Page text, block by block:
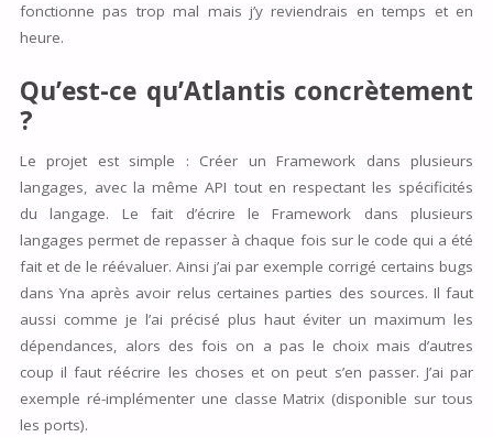
fonctionne pas trop mal mais j’y reviendrais en temps et en
heure.
Qu’est-ce qu’Atlantis concrètement
?
Le projet est simple : Créer un Framework dans plusieurs
langages, avec la même API tout en respectant les spécificités
du langage. Le fait d’écrire le Framework dans plusieurs
langages permet de repasser à chaque fois sur le code qui a été
fait et de le réévaluer. Ainsi j’ai par exemple corrigé certains bugs
dans Yna après avoir relus certaines parties des sources. Il faut
aussi comme je l’ai précisé plus haut éviter un maximum les
dépendances, alors des fois on a pas le choix mais d’autres
coup il faut réécrire les choses et on peut s’en passer. J’ai par
exemple ré-implémenter une classe Matrix (disponible sur tous
les ports).